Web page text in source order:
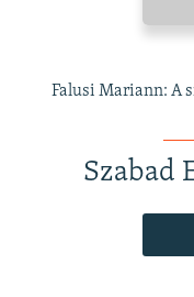
Falusi Mariann: A
Szabad